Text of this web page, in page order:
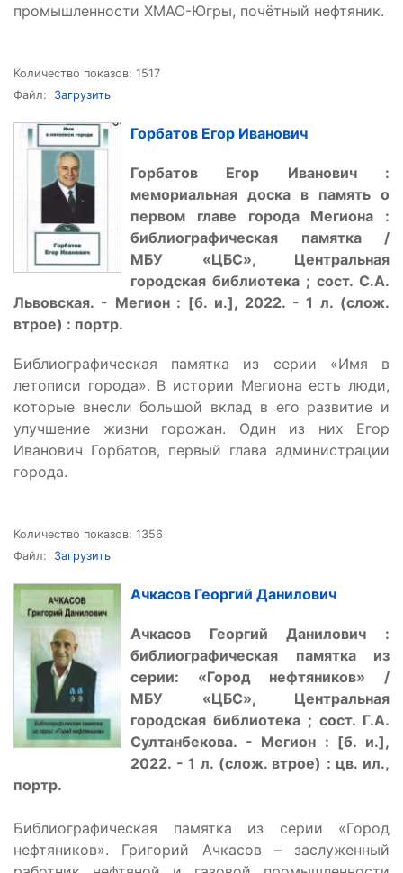
промышленности ХМАО-Югры, почётный нефтяник.
Количество показов: 1517
Файл: Загрузить
Горбатов Егор Иванович
Горбатов Егор Иванович :
мемориальная доска в память о
первом главе города Мегиона :
библиографическая памятка /
МБУ «ЦБС», Центральная
городская библиотека ; сост. С.А.
Львовская. - Мегион : [б. и.], 2022. - 1 л. (слож.
втрое) : портр.
Библиографическая памятка из серии «Имя в
летописи города». В истории Мегиона есть люди,
которые внесли большой вклад в его развитие и
улучшение жизни горожан. Один из них Егор
Иванович Горбатов, первый глава администрации
города.
Количество показов: 1356
Файл: Загрузить
Ачкасов Георгий Данилович
Ачкасов Георгий Данилович :
библиографическая памятка из
серии: «Город нефтяников» /
МБУ «ЦБС», Центральная
городская библиотека ; сост. Г.А.
Султанбекова. - Мегион : [б. и.],
2022. - 1 л. (слож. втрое) : цв. ил.,
портр.
Библиографическая памятка из серии «Город
нефтяников». Григорий Ачкасов – заслуженный